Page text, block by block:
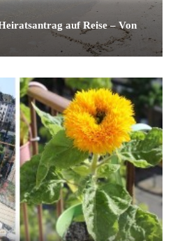
auf Reise – Von